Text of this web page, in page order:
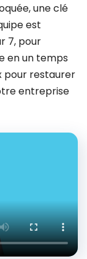
une clé
est
7, pour
en un temps
pour restaurer
entreprise